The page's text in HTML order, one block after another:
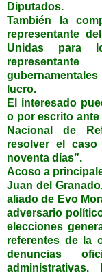
Diputados.
También la
representante
Unidas para
lucro.
El interesado
o por escrito ante
Nacional de
resolver el
noventa días”.
Acoso a
Juan del
aliado de Evo
adversario
elecciones
referentes de la
denuncias